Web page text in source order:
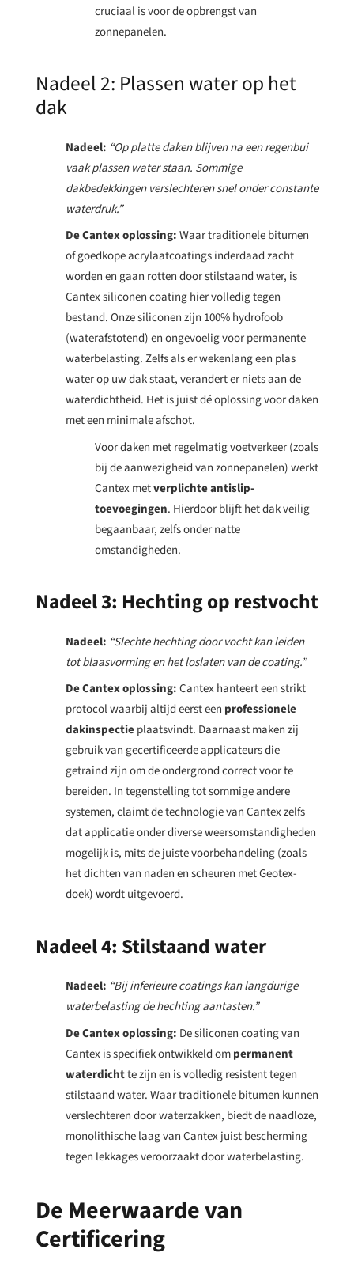
cruciaal is voor de opbrengst van
zonnepanelen.
Nadeel 2: Plassen water op het
dak
Nadeel: “Op platte daken blijven na een regenbui
vaak plassen water staan. Sommige
dakbedekkingen verslechteren snel onder constante
waterdruk.”
De Cantex oplossing:Waar traditionele bitumen
of goedkope acrylaatcoatings inderdaad zacht
worden en gaan rotten door stilstaand water, is
Cantex siliconen coating hier volledig tegen
bestand. Onze siliconen zijn 100% hydrofoob
(waterafstotend) en ongevoelig voor permanente
waterbelasting. Zelfs als er wekenlang een plas
water op uw dak staat, verandert er niets aan de
waterdichtheid. Het is juist dé oplossing voor daken
met een minimale afschot.
Voor daken met regelmatig voetverkeer (zoals
bij de aanwezigheid van zonnepanelen) werkt
Cantex metverplichte antislip-
toevoegingen. Hierdoor blijft het dak veilig
begaanbaar, zelfs onder natte
omstandigheden.
Nadeel 3: Hechting op restvocht
Nadeel: “Slechte hechting door vocht kan leiden
tot blaasvorming en het loslaten van de coating.”
De Cantex oplossing:Cantex hanteert een strikt
protocol waarbij altijd eerst een professionele
dakinspectieplaatsvindt. Daarnaast maken zij
gebruik van gecertificeerde applicateurs die
getraind zijn om de ondergrond correct voor te
bereiden. In tegenstelling tot sommige andere
systemen, claimt de technologie van Cantex zelfs
dat applicatie onder diverse weersomstandigheden
mogelijk is, mits de juiste voorbehandeling (zoals
het dichten van naden en scheuren met Geotex-
doek) wordt uitgevoerd.
Nadeel 4: Stilstaand water
Nadeel: “Bij inferieure coatings kan langdurige
waterbelasting de hechting aantasten.”
De Cantex oplossing: De siliconen coating van
Cantex is specifiek ontwikkeld ompermanent
waterdichtte zijn en is volledig resistent tegen
stilstaand water.Waar traditionele bitumen kunnen
verslechteren door waterzakken, biedt de naadloze,
monolithische laag van Cantex juist bescherming
tegen lekkages veroorzaakt door waterbelasting.
De Meerwaarde van
Certificering